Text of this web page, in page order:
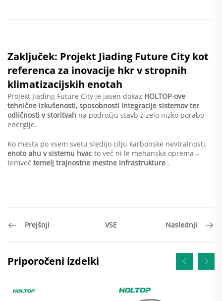
Zaključek: Projekt Jiading Future City kot
referenca za inovacije hkr v stropnih
klimatizacijskih enotah
Projekt Jiading Future City je jasen dokaz HOLTOP-ove
tehnične izkušenosti, sposobnosti integracije sistemov ter
odličnosti v storitvah na področju stavb z zelo nizko porabo
energije.
Ko mesta po vsem svetu sledijo cilju karbonske nevtralnosti,
enoto ahu v sistemu hvac to več ni le mehanska oprema –
temveč temelj trajnostne mestne infrastrukture .
Prejšnji VSE Naslednji
Priporočeni izdelki